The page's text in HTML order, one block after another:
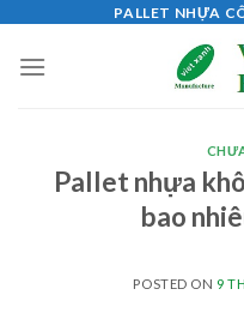
content
PALLET NHỰA
Pallet nhựa
bao
POSTED ON 9